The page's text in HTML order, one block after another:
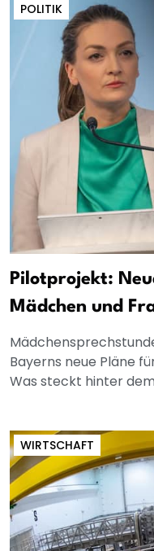
POLITIK
Pilotprojekt:
Mädchen und
Bayerns neue Pläne
Was steckt hinter
WIRTSCHAFT